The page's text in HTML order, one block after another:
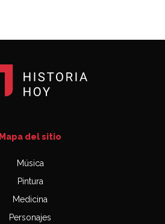
Mapa del sitio
Música
Pintura
Medicina
Personajes